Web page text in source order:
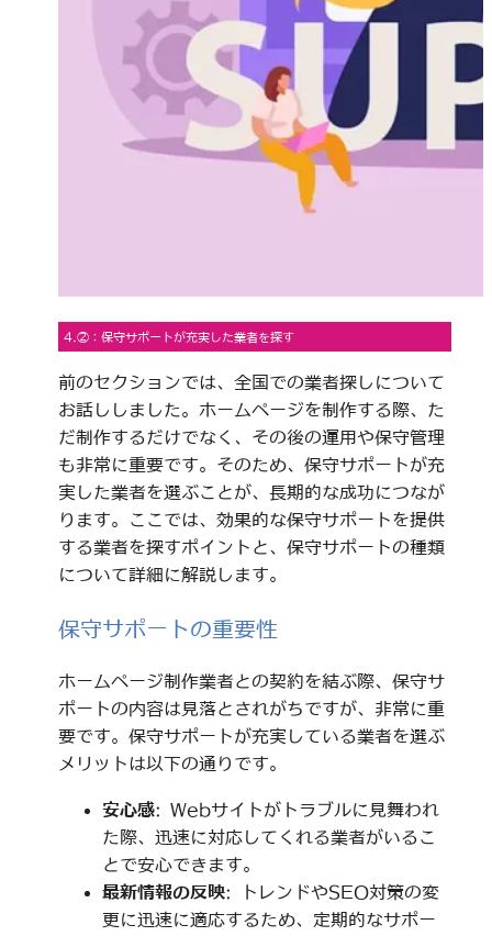
4.②：保守サポートが充実した業者を探す
前のセクションでは、全国での業者探しについて
お話ししました。ホームページを制作する際、た
だ制作するだけでなく、その後の運用や保守管理
も非常に重要です。そのため、保守サポートが充
実した業者を選ぶことが、長期的な成功につなが
ります。ここでは、効果的な保守サポートを提供
する業者を探すポイントと、保守サポートの種類
について詳細に解説します。
保守サポートの重要性
ホームページ制作業者との契約を結ぶ際、保守サ
ポートの内容は見落とされがちですが、非常に重
要です。保守サポートが充実している業者を選ぶ
メリットは以下の通りです。
安心感: Webサイトがトラブルに見舞われ
た際、迅速に対応してくれる業者がいるこ
とで安心できます。
最新情報の反映: トレンドやSEO対策の変
更に迅速に適応するため、定期的なサポー